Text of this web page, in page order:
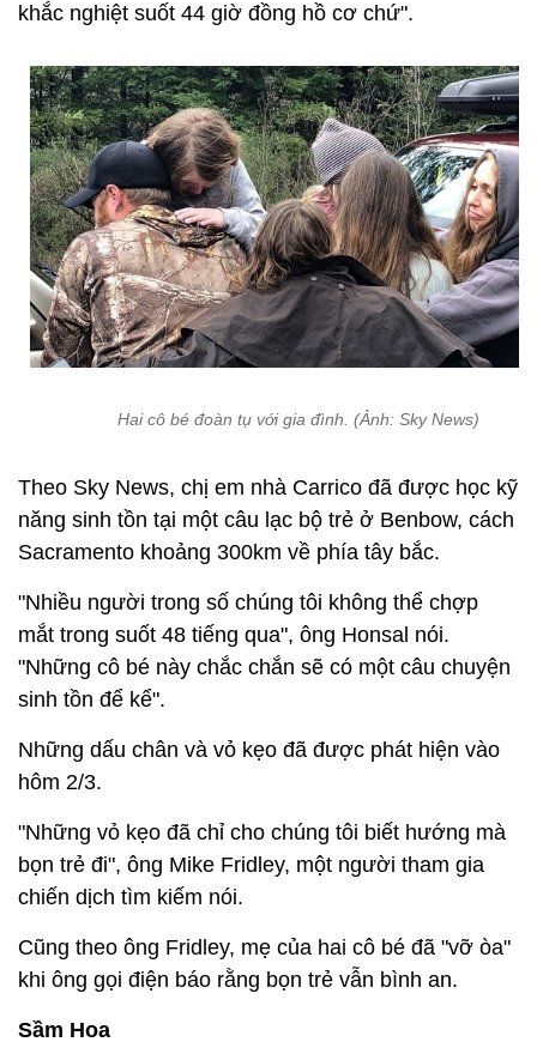
khắc nghiệt suốt 44 giờ đồng hồ cơ chứ".
Hai cô bé đoàn tụ với gia đình. (Ảnh: Sky News)
Theo Sky News, chị em nhà Carrico đã được học kỹ
năng sinh tồn tại một câu lạc bộ trẻ ở Benbow, cách
Sacramento khoảng 300km về phía tây bắc.
"Nhiều người trong số chúng tôi không thể chợp
mắt trong suốt 48 tiếng qua", ông Honsal nói.
"Những cô bé này chắc chắn sẽ có một câu chuyện
sinh tồn để kể".
Những dấu chân và vỏ kẹo đã được phát hiện vào
hôm 2/3.
"Những vỏ kẹo đã chỉ cho chúng tôi biết hướng mà
bọn trẻ đi", ông Mike Fridley, một người tham gia
chiến dịch tìm kiếm nói.
Cũng theo ông Fridley, mẹ của hai cô bé đã "vỡ òa"
khi ông gọi điện báo rằng bọn trẻ vẫn bình an.
Sầm Hoa